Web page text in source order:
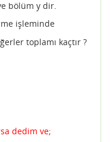
bölüm y dir.
işleminde
toplamı kaçtır ?
dedim ve;